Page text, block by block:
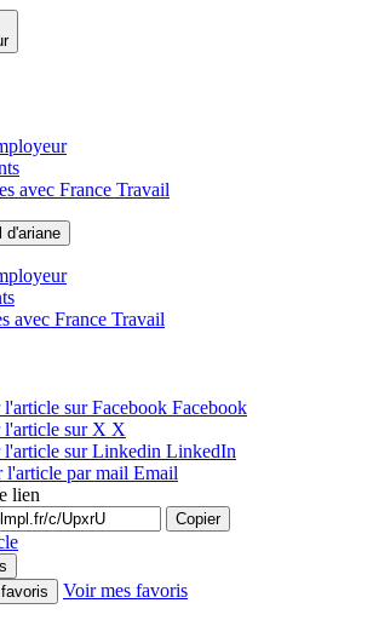
avec France Travail
d'ariane
avec France Travail
l'article sur Facebook Facebook
l'article sur X X
l'article sur Linkedin LinkedIn
l'article par mail Email
lien
Copier
Voir mes favoris